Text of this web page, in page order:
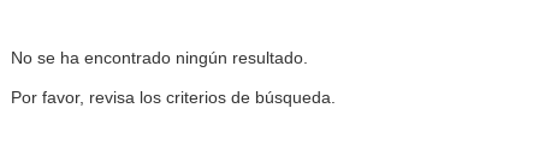
No se ha encontrado ningún resultado.
Por favor, revisa los criterios de búsqueda.